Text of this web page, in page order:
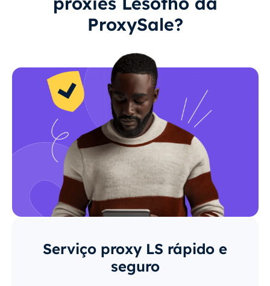
ProxySale?
Serviço proxy LS rápido e
seguro